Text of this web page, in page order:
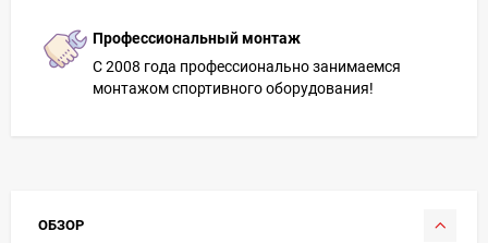
Профессиональный монтаж
С 2008 года профессионально занимаемся
монтажом спортивного оборудования!
ОБЗОР